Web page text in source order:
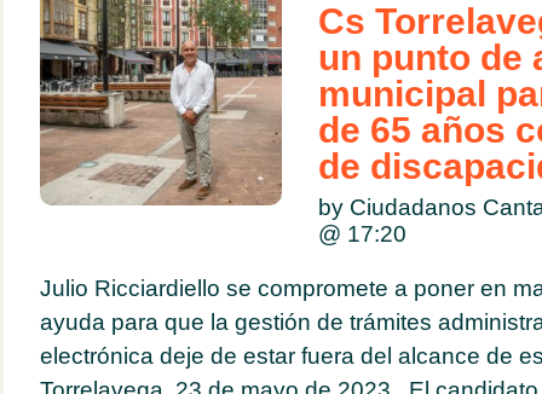
Cs
un punto de
municipal
de 65 años
de
by Ciudadanos
@ 17:20
Julio Ricciardiello se compromete a poner en
ayuda para que la gestión de trámites
electrónica deje de estar fuera del alcance de